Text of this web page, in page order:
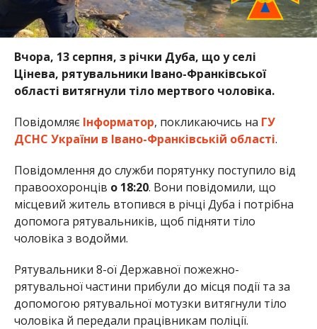
Вчора, 13 серпня, з річки Дуба, що у селі
Цінева, рятувальники Івано-Франківської
області витягнули тіло мертвого чоловіка.
Повідомляє Інформатор, покликаючись на ГУ
ДСНС України в Івано-Франківській області.
Повідомлення до служби порятунку поступило від
правоохоронців о 18:20. Вони повідомили, що
місцевий житель втопився в річці Дуба і потрібна
допомога рятувальників, щоб підняти тіло
чоловіка з водойми.
Рятувальники 8-ої Державної пожежно-
рятувальної частини прибули до місця події та за
допомогою рятувальної мотузки витягнули тіло
чоловіка й передали працівникам поліції.